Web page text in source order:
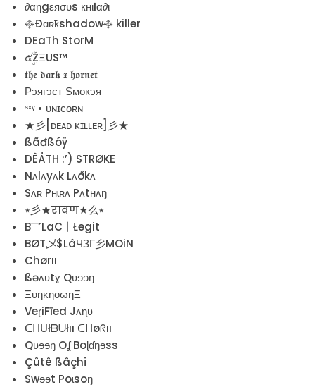
∂αηgεяσυs кнιℓα∂ι
࿇Ðɑʀҟshadow࿇ killer
DEaTh StorM
๕ۣۜZΞUS™
𝖙𝖍𝖊 𝖉𝖆𝖗𝖐 𝖝 𝖍𝖔𝖗𝖓𝖊𝖙
Рэяғэст Ѕмөкэя
ˢˣᵞ • ᴜɴɪᴄᴏʀɴ
★彡[ᴅᴇᴀᴅ ᴋɪʟʟᴇʀ]彡★
ßãđßóÿ
DÊÅTH :’) STRØKE
Nʌlʌyʌk Lʌðkʌ
Sʌʀ Pʜɩʀʌ Pʌtʜʌŋ
٭彡★रावण★么٭
B乛LaC丨Łegit
BØT乄$LâЧЗГ乡MOiN
Chørıı
ßəʌʋtɣ Qʋɘɘŋ
ΞυηκηοωηΞ
VeɽiFīed Jʌɳʋ
ᑕᕼᑌłᗷᑌłıı ᑕᕼøᖇıı
Qʋɘɘŋ Oʆ Boɭɗŋɘss
Çûtê ßâçhî
Swɘɘt Poɩsoŋ